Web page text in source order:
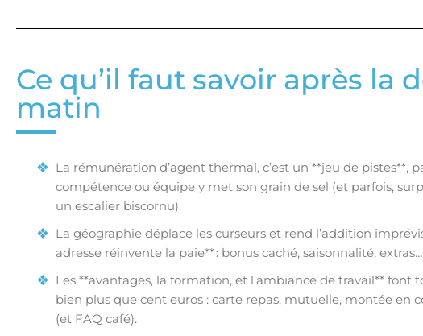
Ce qu’il faut savoir après la
matin
La rémunération d’agent thermal, c’est un **jeu de pistes**,
compétence ou équipe y met son grain de sel (et parfois,
un escalier biscornu).
La géographie déplace les curseurs et rend l’addition
adresse réinvente la paie** : bonus caché, saisonnalité,
Les **avantages, la formation, et l’ambiance de travail**
bien plus que cent euros : carte repas, mutuelle, montée en
(et FAQ café).